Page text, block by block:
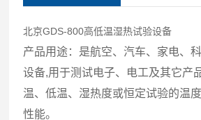
北京GDS-800高低温湿热试验设备
产品用途：是航空、汽车、家电、
设备,用于测试电子、电工及其它产
温、低温、湿热度或恒定试验的温
性能。